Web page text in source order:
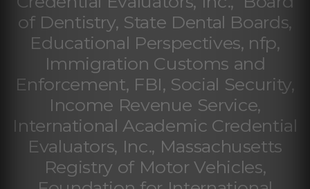
of Dentistry, State Dental Boards,
Educational Perspectives, nfp,
Immigration Customs and
Enforcement, FBI, Social Security,
Income Revenue Service,
International Academic Credential
Evaluators, Inc., Massachusetts
Registry of Motor Vehicles,